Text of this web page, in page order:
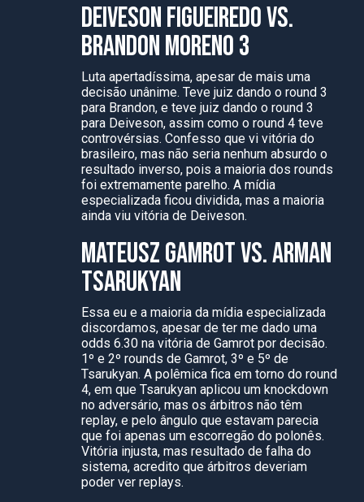
DEIVESON FIGUEIREDO VS.
BRANDON MORENO 3
Luta apertadíssima, apesar de mais uma
decisão unânime. Teve juiz dando o round 3
para Brandon, e teve juiz dando o round 3
para Deiveson, assim como o round 4 teve
controvérsias. Confesso que vi vitória do
brasileiro, mas não seria nenhum absurdo o
resultado inverso, pois a maioria dos rounds
foi extremamente parelho. A mídia
especializada ficou dividida, mas a maioria
ainda viu vitória de Deiveson.
MATEUSZ GAMROT VS. ARMAN
TSARUKYAN
Essa eu e a maioria da mídia especializada
discordamos, apesar de ter me dado uma
odds 6.30 na vitória de Gamrot por decisão.
1º e 2º rounds de Gamrot, 3º e 5º de
Tsarukyan. A polêmica fica em torno do round
4, em que Tsarukyan aplicou um knockdown
no adversário, mas os árbitros não têm
replay, e pelo ângulo que estavam parecia
que foi apenas um escorregão do polonês.
Vitória injusta, mas resultado de falha do
sistema, acredito que árbitros deveriam
poder ver replays.